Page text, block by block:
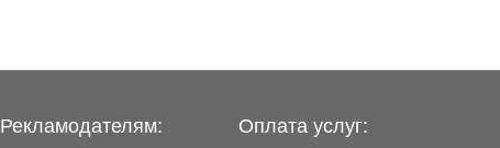
Рекламодателям: Оплата услуг: